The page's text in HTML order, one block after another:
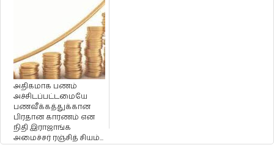
அதிகமாக பணம்
அச்சிடப்பட்டமையே
பணவீக்கத்துக்கான
பிரதான காரணம் என
நிதி இராஜாங்க
அமைச்சர் ரஞ்சித் சியம்...